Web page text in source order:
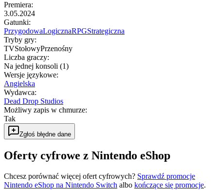
Premiera:
3.05.2024
Gatunki:
PrzygodowaLogicznaRPGStrategiczna
Tryby gry:
TVStołowyPrzenośny
Liczba graczy:
Na jednej konsoli (1)
Wersje językowe:
Angielska
Wydawca:
Dead Drop Studios
Możliwy zapis w chmurze:
Tak
Zgłoś błędne dane
Oferty cyfrowe z Nintendo eShop
Chcesz porównać więcej ofert cyfrowych? Sprawdź promocje
Nintendo eShop na Nintendo Switch albo kończące się promocje.